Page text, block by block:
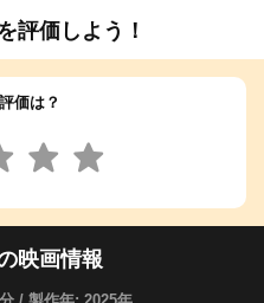
評価しよう！
価は？
映画情報